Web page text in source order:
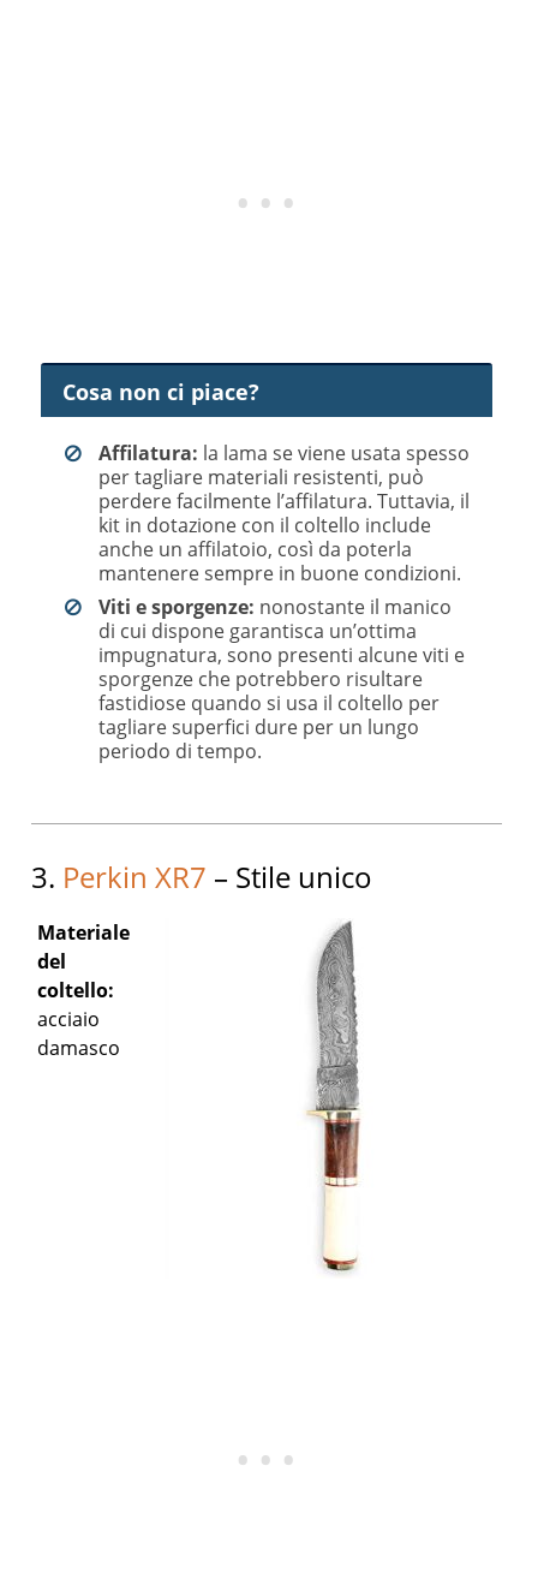
Cosa non ci piace?
Affilatura: la lama se viene usata spesso
per tagliare materiali resistenti, può
perdere facilmente l’affilatura. Tuttavia, il
kit in dotazione con il coltello include
anche un affilatoio, così da poterla
mantenere sempre in buone condizioni.
Viti e sporgenze: nonostante il manico
di cui dispone garantisca un’ottima
impugnatura, sono presenti alcune viti e
sporgenze che potrebbero risultare
fastidiose quando si usa il coltello per
tagliare superfici dure per un lungo
periodo di tempo.
3. Perkin XR7 – Stile unico
Materiale
del
coltello:
acciaio
damasco